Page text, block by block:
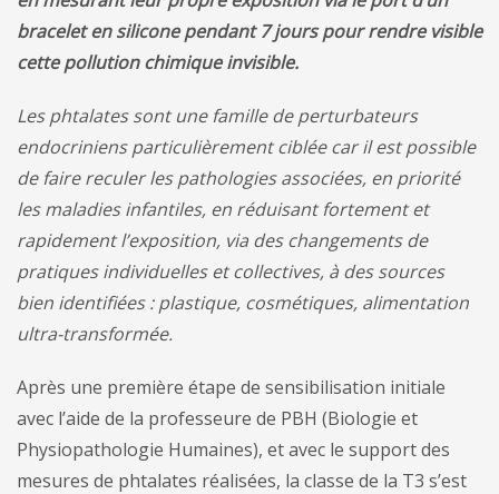
bracelet en silicone pendant 7 jours pour rendre visible
cette pollution chimique invisible.
Les phtalates sont une famille de perturbateurs
endocriniens particulièrement ciblée car il est possible
de faire reculer les pathologies associées, en priorité
les maladies infantiles, en réduisant fortement et
rapidement l’exposition, via des changements de
pratiques individuelles et collectives, à des sources
bien identifiées : plastique, cosmétiques, alimentation
ultra-transformée.
Après une première étape de sensibilisation initiale
avec l’aide de la professeure de PBH (Biologie et
Physiopathologie Humaines), et avec le support des
mesures de phtalates réalisées, la classe de la T3 s’est